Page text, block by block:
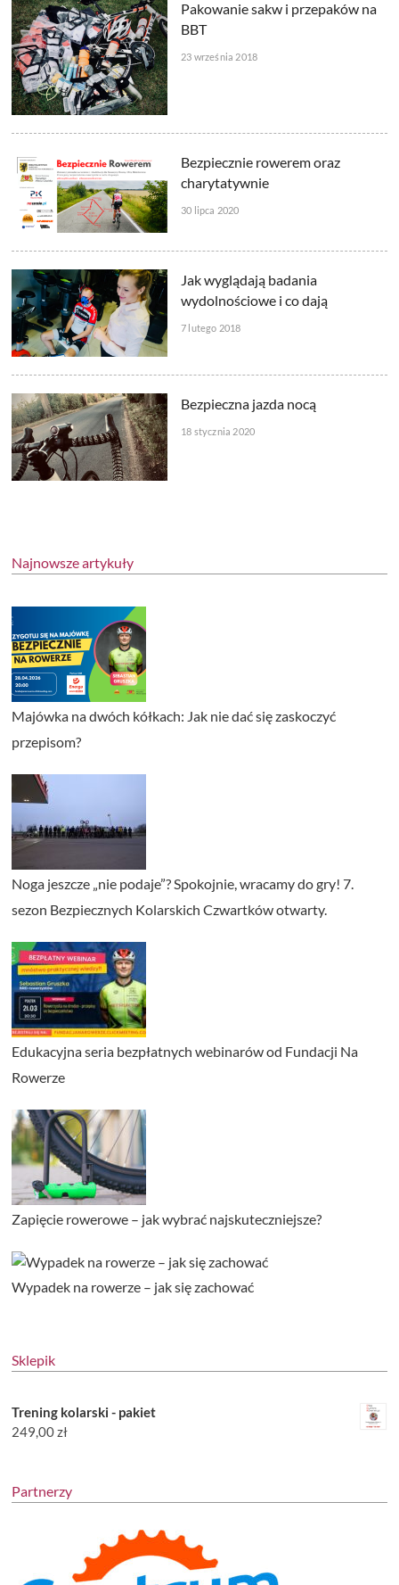
Pakowanie sakw i przepaków na
BBT
23 września 2018
Bezpiecznie rowerem oraz
charytatywnie
30 lipca 2020
Jak wyglądają badania
wydolnościowe i co dają
7 lutego 2018
Bezpieczna jazda nocą
18 stycznia 2020
Najnowsze artykuły
Majówka na dwóch kółkach: Jak nie dać się zaskoczyć
przepisom?
Noga jeszcze „nie podaje”? Spokojnie, wracamy do gry! 7.
sezon Bezpiecznych Kolarskich Czwartków otwarty.
Edukacyjna seria bezpłatnych webinarów od Fundacji Na
Rowerze
Zapięcie rowerowe – jak wybrać najskuteczniejsze?
Wypadek na rowerze – jak się zachować
Sklepik
Trening kolarski - pakiet
249,00zł
Partnerzy